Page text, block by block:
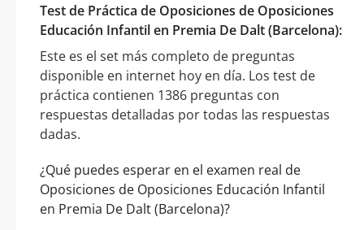
Test de Práctica de Oposiciones de Oposiciones
Educación Infantil en Premia De Dalt (Barcelona):
Este es el set más completo de preguntas
disponible en internet hoy en día. Los test de
práctica contienen 1386 preguntas con
respuestas detalladas por todas las respuestas
dadas.
¿Qué puedes esperar en el examen real de
Oposiciones de Oposiciones Educación Infantil
en Premia De Dalt (Barcelona)?